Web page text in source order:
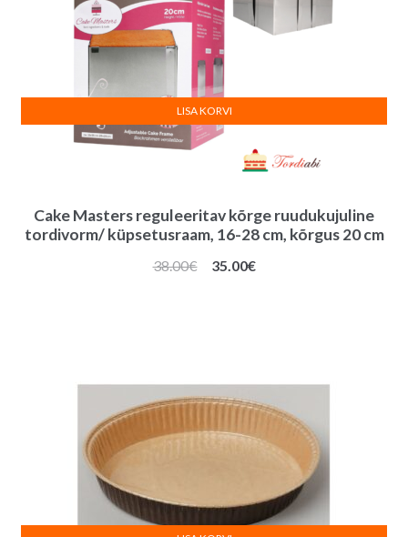
Cake Masters reguleeritav kõrge ruudukujuline
tordivorm/ küpsetusraam, 16-28 cm, kõrgus 20 cm
38.00€
Algne
35.00€Praegune
LISA KORVI